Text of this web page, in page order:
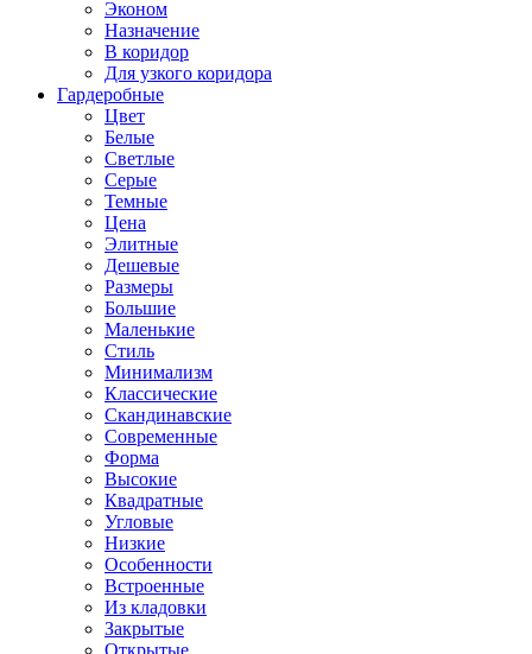
Эконом
Назначение
В коридор
Для узкого коридора
Гардеробные
Цвет
Белые
Светлые
Серые
Темные
Цена
Элитные
Дешевые
Размеры
Большие
Маленькие
Стиль
Минимализм
Классические
Скандинавские
Современные
Форма
Высокие
Квадратные
Угловые
Низкие
Особенности
Встроенные
Из кладовки
Закрытые
Открытые